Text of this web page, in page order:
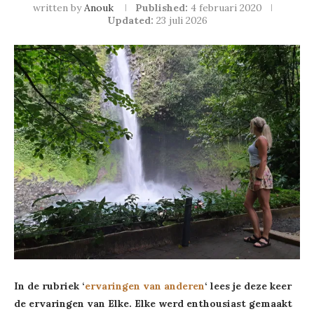
written byAnouk Published: 4 februari 2020
Updated: 23 juli 2026
In de rubriek ‘ervaringen van anderen‘ lees je deze keer
de ervaringen van Elke. Elke werd enthousiast gemaakt